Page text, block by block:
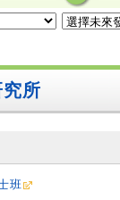
所
班